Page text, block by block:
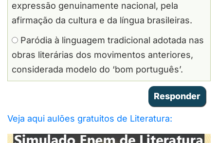
expressão genuinamente nacional, pela
afirmação da cultura e da língua brasileiras.
Paródia à linguagem tradicional adotada nas
obras literárias dos movimentos anteriores,
considerada modelo do ‘bom português’.
Veja aqui aulões gratuitos de Literatura: